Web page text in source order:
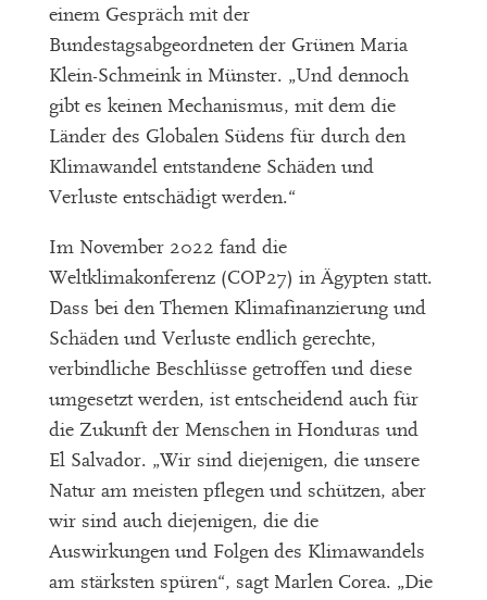
einem Gespräch mit der
Bundestagsabgeordneten der Grünen Maria
Klein-Schmeink in Münster. „Und dennoch
gibt es keinen Mechanismus, mit dem die
Länder des Globalen Südens für durch den
Klimawandel entstandene Schäden und
Verluste entschädigt werden.“
Im November 2022 fand die
Weltklimakonferenz (COP27) in Ägypten statt.
Dass bei den Themen Klimafinanzierung und
Schäden und Verluste endlich gerechte,
verbindliche Beschlüsse getroffen und diese
umgesetzt werden, ist entscheidend auch für
die Zukunft der Menschen in Honduras und
El Salvador. „Wir sind diejenigen, die unsere
Natur am meisten pflegen und schützen, aber
wir sind auch diejenigen, die die
Auswirkungen und Folgen des Klimawandels
am stärksten spüren“, sagt Marlen Corea. „Die